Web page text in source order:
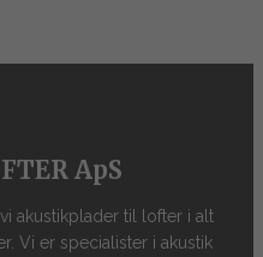
ApS
akustikplader til lofter i alt
Vi er specialister i akustik